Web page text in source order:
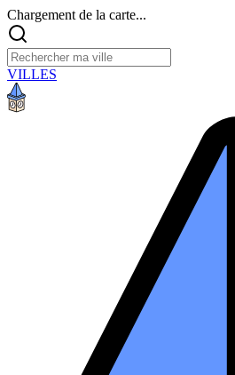
Chargement de la carte...
VILLES